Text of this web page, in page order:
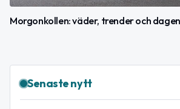
Morgonkollen: väder, trender och
Senaste nytt